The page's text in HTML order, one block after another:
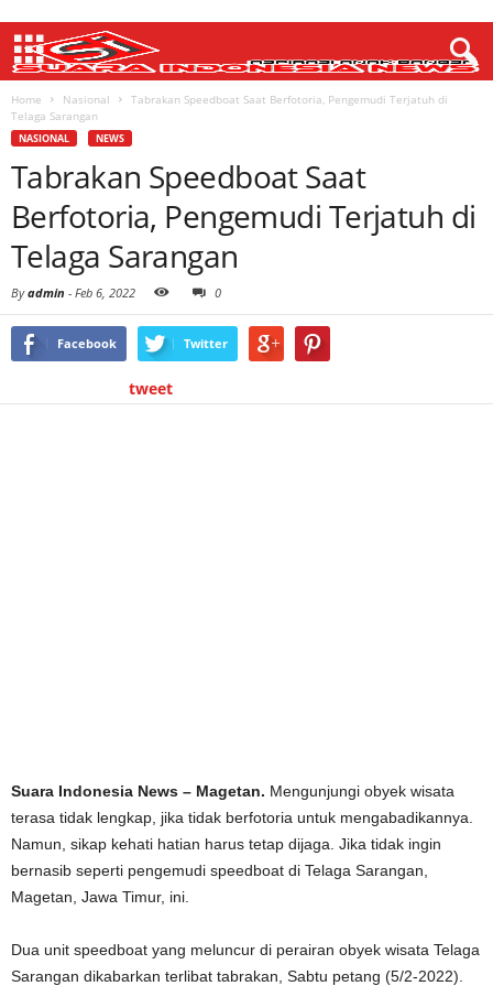
Home Nasional
Tabrakan Speedboat Saat Berfotoria, Pengemudi Terjatuh di
Telaga Sarangan
NASIONAL NEWS
Tabrakan Speedboat Saat
Berfotoria, Pengemudi Terjatuh di
Telaga Sarangan
Byadmin - Feb 6, 2022 0
Facebook Twitter
tweet
Suara Indonesia News – Magetan. Mengunjungi obyek wisata
terasa tidak lengkap, jika tidak berfotoria untuk mengabadikannya.
Namun, sikap kehati hatian harus tetap dijaga. Jika tidak ingin
bernasib seperti pengemudi speedboat di Telaga Sarangan,
Magetan, Jawa Timur, ini.
Dua unit speedboat yang meluncur di perairan obyek wisata Telaga
Sarangan dikabarkan terlibat tabrakan, Sabtu petang (5/2-2022).